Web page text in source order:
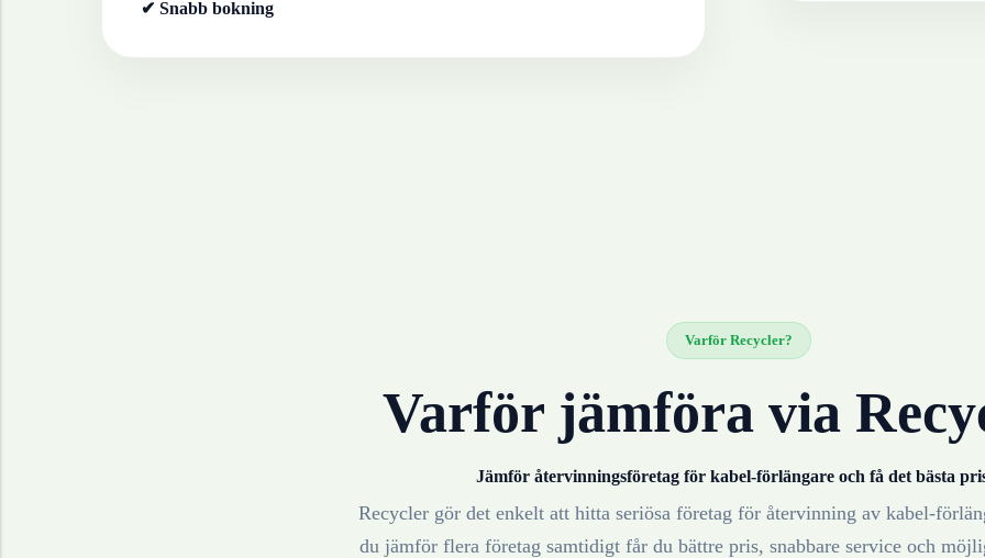
✔ Snabb bokning
Varför Recycler?
Varför jämföra via
Jämför återvinningsföretag för kabel-förlängare och få det bästa
Recycler gör det enkelt att hitta seriösa företag för återvinning av kabel-
du jämför flera företag samtidigt får du bättre pris, snabbare service och